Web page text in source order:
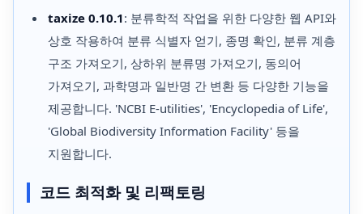
taxize 0.10.1: 분류학적 작업을 위한 다양한 웹 API와
상호 작용하여 분류 식별자 얻기, 종명 확인, 분류 계층
구조 가져오기, 상하위 분류명 가져오기, 동의어
가져오기, 과학명과 일반명 간 변환 등 다양한 기능을
제공합니다. 'NCBI E-utilities', 'Encyclopedia of Life',
'Global Biodiversity Information Facility' 등을
지원합니다.
코드 최적화 및 리팩토링